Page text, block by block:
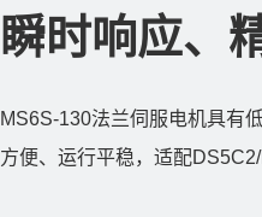
瞬时响应、
MS6S-130法兰伺服电机具有
方便、运行平稳，适配